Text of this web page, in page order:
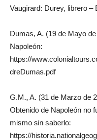
Vaugirard: Durey, librero –
Dumas, A. (19 de Mayo
Napoleón:
https://
dreDumas.pdf
G.M., A. (31 de Marzo de
Obtenido de Napoleón no
mismo sin saberlo:
https://